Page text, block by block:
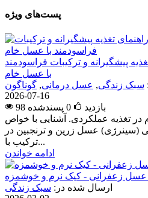
پست‌های ویژه
پیشگیرانه و ترکیبات فراسودمند
با عسل خام
سبک زندگی, عسل درمانی, گوناگون
2026-07-16
98 بازدید
0 پسندشده
تغذیه عملکردی. آشنایی با خواص
(سینرژی) عسل زرین و ترنجبین در
ترکیب با...
ادامه خواندن
عسل زعفرانی - کیک نرم و خوشمزه
ارسال شده در: سبک زندگی